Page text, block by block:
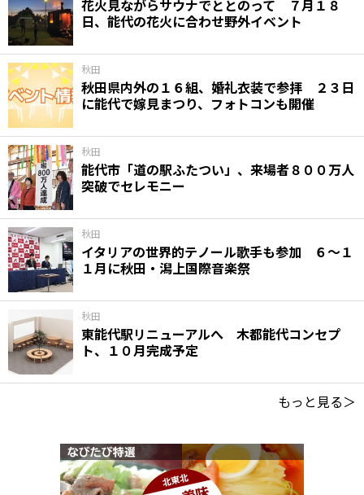
花火見ながらサウナでととのって ７月１８
日、能代の花火に合わせ野外イベント
秋田
秋田県内外の１６組、婚礼衣装で参拝 ２３日
に能代で嫁見まつり、フォトコンも開催
秋田
能代市「道の駅ふたつい」、来場者８００万人
突破でセレモニー
秋田
イタリアの世界的テノール歌手も参加 ６～１
１月に秋田・潟上国際音楽祭
秋田
東能代駅リニューアルへ 木都能代コンセプ
ト、１０月完成予定
もっと見る＞